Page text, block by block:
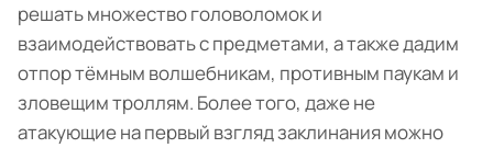
решать множество головоломок и
взаимодействовать с предметами, а также дадим
отпор тёмным волшебникам, противным паукам и
зловещим троллям. Более того, даже не
атакующие на первый взгляд заклинания можно